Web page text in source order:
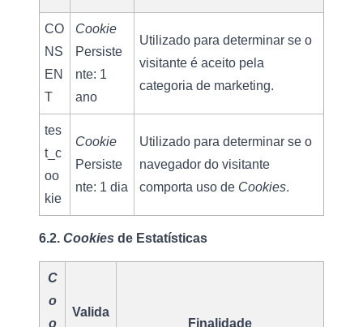
CO
NS
EN
T
Cookie
Persiste
nte: 1
ano
Utilizado para determinar se o
visitante é aceito pela
categoria de marketing.
tes
t_c
oo
kie
Cookie
Persiste
nte: 1 dia
Utilizado para determinar se o
navegador do visitante
comporta uso de Cookies.
6.2. Cookies de Estatísticas
C
o
o
Valida
Finalidade